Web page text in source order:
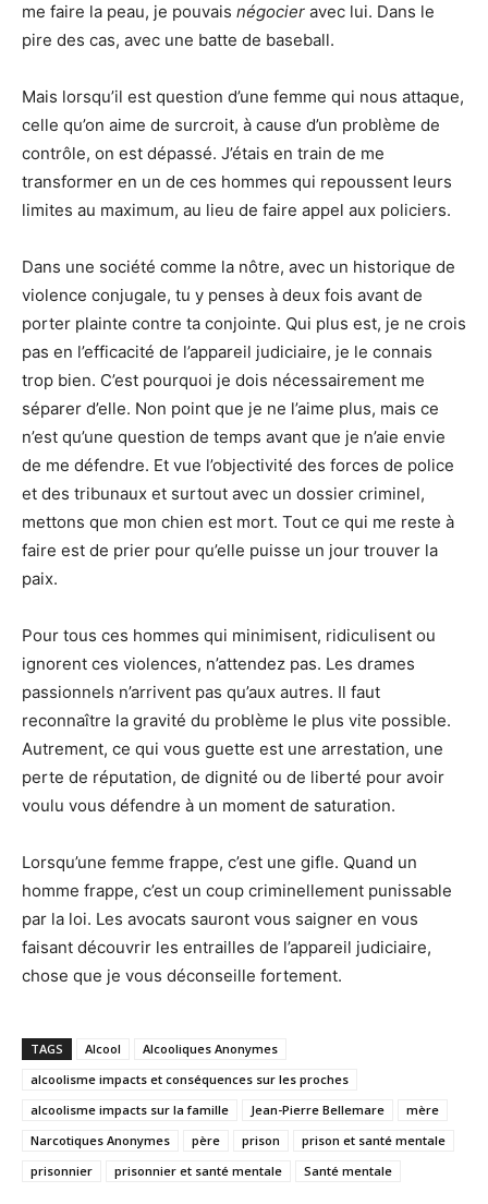
me faire la peau, je pouvais négocier avec lui. Dans le
pire des cas, avec une batte de baseball.
Mais lorsqu’il est question d’une femme qui nous attaque,
celle qu’on aime de surcroit, à cause d’un problème de
contrôle, on est dépassé. J’étais en train de me
transformer en un de ces hommes qui repoussent leurs
limites au maximum, au lieu de faire appel aux policiers.
Dans une société comme la nôtre, avec un historique de
violence conjugale, tu y penses à deux fois avant de
porter plainte contre ta conjointe. Qui plus est, je ne crois
pas en l’efficacité de l’appareil judiciaire, je le connais
trop bien. C’est pourquoi je dois nécessairement me
séparer d’elle. Non point que je ne l’aime plus, mais ce
n’est qu’une question de temps avant que je n’aie envie
de me défendre. Et vue l’objectivité des forces de police
et des tribunaux et surtout avec un dossier criminel,
mettons que mon chien est mort. Tout ce qui me reste à
faire est de prier pour qu’elle puisse un jour trouver la
paix.
Pour tous ces hommes qui minimisent, ridiculisent ou
ignorent ces violences, n’attendez pas. Les drames
passionnels n’arrivent pas qu’aux autres. Il faut
reconnaître la gravité du problème le plus vite possible.
Autrement, ce qui vous guette est une arrestation, une
perte de réputation, de dignité ou de liberté pour avoir
voulu vous défendre à un moment de saturation.
Lorsqu’une femme frappe, c’est une gifle. Quand un
homme frappe, c’est un coup criminellement punissable
par la loi. Les avocats sauront vous saigner en vous
faisant découvrir les entrailles de l’appareil judiciaire,
chose que je vous déconseille fortement.
TAGS Alcool
Alcooliques Anonymes
alcoolisme impacts et conséquences sur les proches
alcoolisme impacts sur la famille
Jean-Pierre Bellemare
mère
Narcotiques Anonymes
père prison
prison et santé mentale
prisonnier
prisonnier et santé mentale Santé mentale